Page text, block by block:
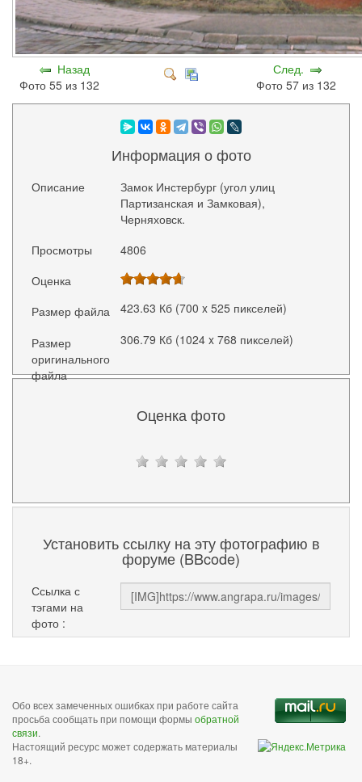
Назад
Фото 55 из 132
След.
Фото 57 из 132
Информация о фото
Описание
Замок Инстербург (угол улиц
Партизанская и Замковая),
Черняховск.
Просмотры
4806
Оценка
Размер файла
423.63 Кб (700 x 525 пикселей)
Размер
оригинального
файла
306.79 Кб (1024 x 768 пикселей)
Оценка фото
Установить ссылку на эту фотографию в
форуме (BBcode)
Ссылка с
тэгами на
фото :
Обо всех замеченных ошибках при работе сайта
просьба сообщать при помощи формы обратной
связи.
Настоящий ресурс может содержать материалы
18+.